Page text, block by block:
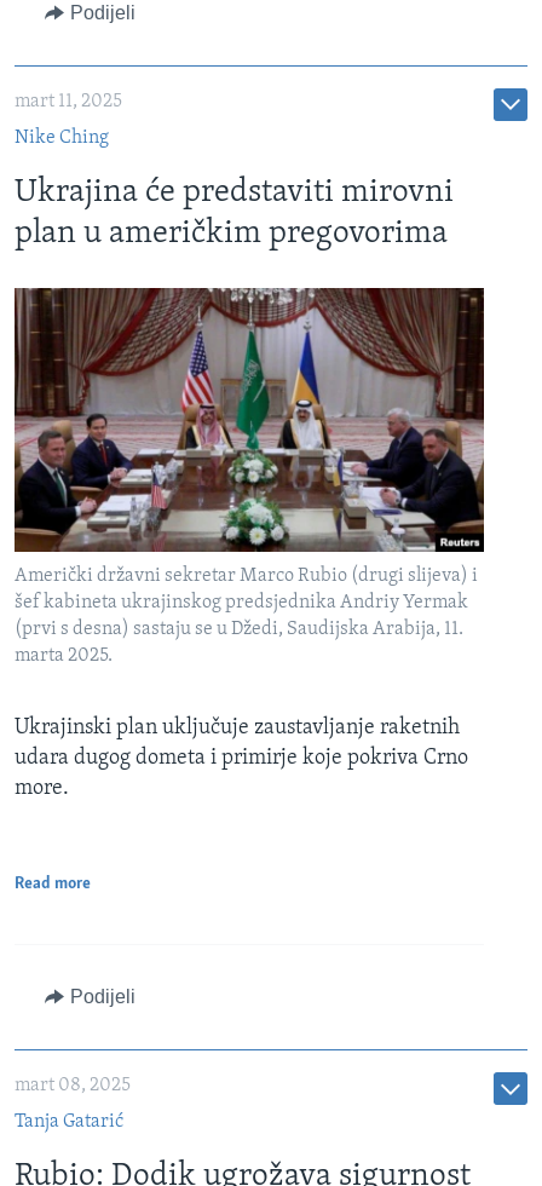
Podijeli
mart 11, 2025
Nike Ching
Ukrajina će predstaviti mirovni
plan u američkim pregovorima
Američki državni sekretar Marco Rubio (drugi slijeva) i
šef kabineta ukrajinskog predsjednika Andriy Yermak
(prvi s desna) sastaju se u Džedi, Saudijska Arabija, 11.
marta 2025.
Ukrajinski plan uključuje zaustavljanje raketnih
udara dugog dometa i primirje koje pokriva Crno
more.
Read more
Podijeli
mart 08, 2025
Tanja Gatarić
Rubio: Dodik ugrožava sigurnost